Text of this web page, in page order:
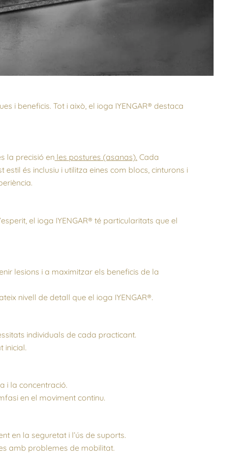
i beneficis. Tot i això, el ioga IYENGAR® destaca
la precisió en les postures (asanas). Cada
és inclusiu i utilitza eines com blocs, cinturons i
el ioga IYENGAR® té particularitats que el
lesions i a maximitzar els beneficis de la
nivell de detall que el ioga IYENGAR®.
individuals de cada practicant.
inicial.
i la concentració.
en el moviment continu.
en la seguretat i l’ús de suports.
amb problemes de mobilitat.